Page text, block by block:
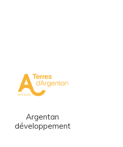
Argentan
développement